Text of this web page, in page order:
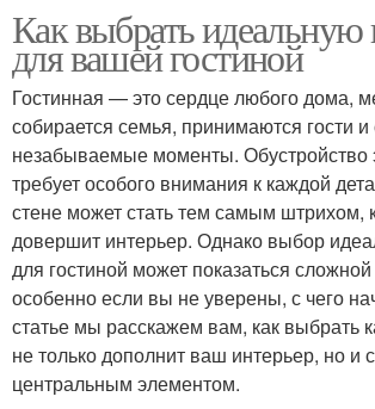
Как выбрать идеальную
для вашей гостиной
Гостинная — это сердце любого дома,
собирается семья, принимаются гости и
незабываемые моменты. Обустройство
требует особого внимания к каждой
стене может стать тем самым штрихом,
довершит интерьер. Однако выбор
для гостиной может показаться
особенно если вы не уверены, с чего
статье мы расскажем вам, как выбрать
не только дополнит ваш интерьер, но и
центральным элементом.